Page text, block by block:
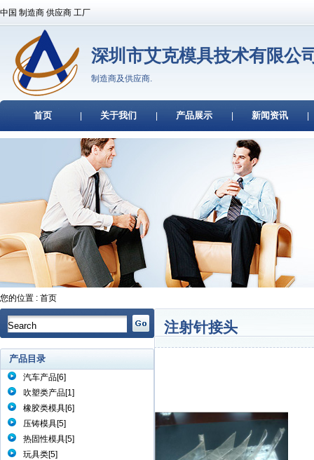
中国 制造商 供应商 工厂
深圳市艾克模具技术有限公
制造商及供应商.
首页 关于我们 产品展示 新闻资讯
您的位置 : 首页
产品目录
汽车产品[6]
吹塑类产品[1]
橡胶类模具[6]
压铸模具[5]
热固性模具[5]
玩具类[5]
注射针接头